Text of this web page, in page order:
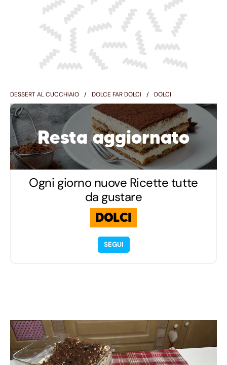
DESSERT AL CUCCHIAIO DOLCE FAR DOLCI DOLCI
Resta aggiornato
Ogni giorno nuove Ricette tutte
da gustare
DOLCI
SEGUI